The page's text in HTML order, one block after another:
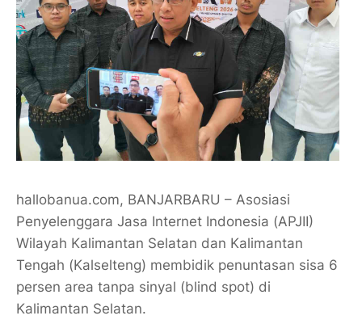
hallobanua.com, BANJARBARU – Asosiasi
Penyelenggara Jasa Internet Indonesia (APJII)
Wilayah Kalimantan Selatan dan Kalimantan
Tengah (Kalselteng) membidik penuntasan sisa 6
persen area tanpa sinyal (blind spot) di
Kalimantan Selatan.